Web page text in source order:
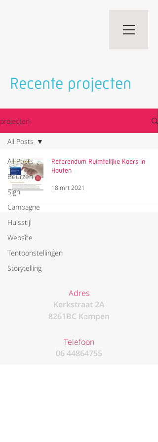
Recente projecten
projecten
All Posts
Beurzen
Sign
Campagne
Huisstijl
Website
Tentoonstellingen
Storytelling
All Posts
Referendum Ruimtelijke Koers in
Houten
18 mrt 2021
Adres
Kerkstraat 2A
8261BC Kampen
Telefoon
06 44864755